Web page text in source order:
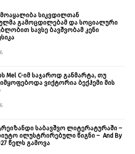
სიკვდილთან
გამოცდილებამ და სოციალური
სავსე ბავშვობამ კენი
Mel C-იმ საჯაროდ განმარტა, თუ
ვიქტორია ბექჰემი მის
საბავშვო ლიტერატურაში –
ილუსტრირებული წიგნი – And By
წელს გამოვა